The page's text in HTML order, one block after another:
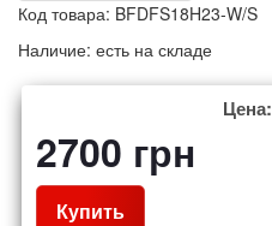
Код товара: BFDFS18H23-W/S
Наличие: есть на складе
Цена:
2700 грн
Купить